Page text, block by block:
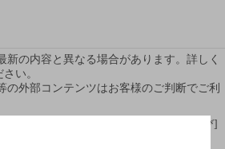
の内容と異なる場合があります。詳しく
い。
外部コンテンツはお客様のご判断でご利
[情報提供：ぐるなび]